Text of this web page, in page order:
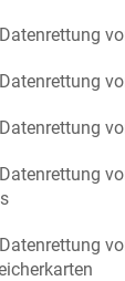
Datenrettung
Datenrettung
Datenrettung
Datenrettung
Datenrettung